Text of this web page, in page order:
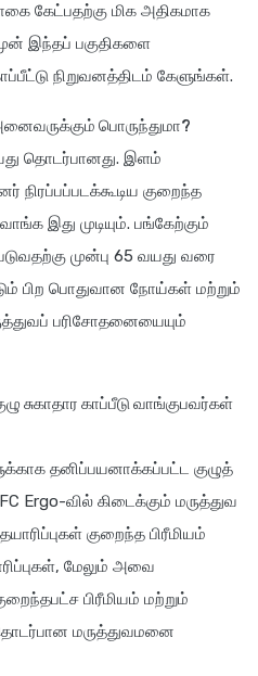
கேட்பதற்கு மிக அதிகமாக
இந்தப் பகுதிகளை
நிறுவனத்திடம் கேளுங்கள்.
பொருந்துமா?
தொடர்பானது. இளம்
குறைந்த
இது முடியும். பங்கேற்கும்
முன்பு 65 வயது வரை
பிற பொதுவான நோய்கள் மற்றும்
பரிசோதனையையும்
சுகாதார காப்பீடு வாங்குபவர்கள்
தனிப்பயனாக்கப்பட்ட குழுத்
Ergo-வில் கிடைக்கும் மருத்துவ
குறைந்த பிரீமியம்
மேலும் அவை
பிரீமியம் மற்றும்
மருத்துவமனை